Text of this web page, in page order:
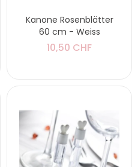
Kanone Rosenblätter
60 cm - Weiss
10,50 CHF